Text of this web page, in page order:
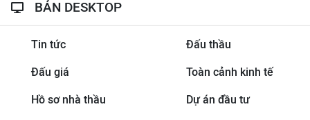
BẢN DESKTOP
Tin tức Đấu thầu
Đấu giá Toàn cảnh kinh tế
Hồ sơ nhà thầu Dự án đầu tư